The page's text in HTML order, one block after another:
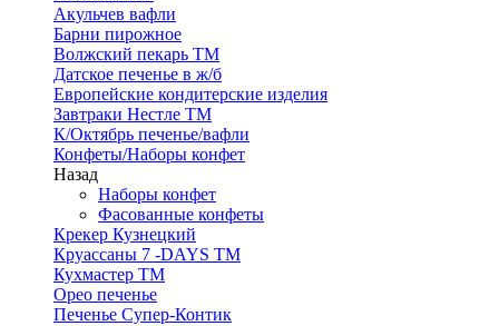
Акульчев вафли
Барни пирожное
Волжский пекарь ТМ
Датское печенье в ж/б
Европейские кондитерские изделия
Завтраки Нестле ТМ
К/Октябрь печенье/вафли
Конфеты/Наборы конфет
Назад
Наборы конфет
Фасованные конфеты
Крекер Кузнецкий
Круассаны 7 -DAYS ТМ
Кухмастер ТМ
Орео печенье
Печенье Супер-Контик